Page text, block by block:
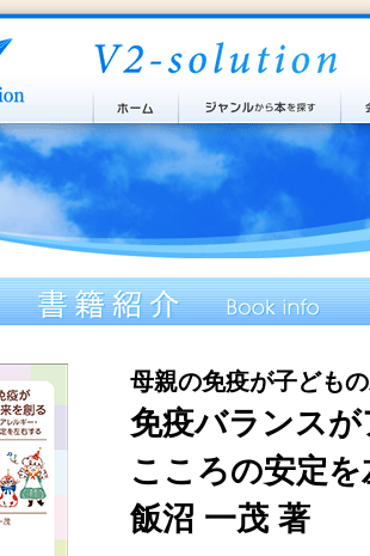
母親の免疫が子ども
免疫バランス
こころの安定
飯沼 一茂 著